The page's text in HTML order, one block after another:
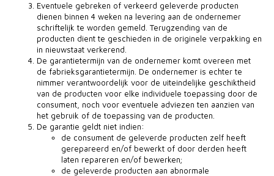
Eventuele gebreken of verkeerd geleverde producten
dienen binnen 4 weken na levering aan de ondernemer
schriftelijk te worden gemeld. Terugzending van de
producten dient te geschieden in de originele verpakking en
in nieuwstaat verkerend.
De garantietermijn van de ondernemer komt overeen met
de fabrieksgarantietermijn. De ondernemer is echter te
nimmer verantwoordelijk voor de uiteindelijke geschiktheid
van de producten voor elke individuele toepassing door de
consument, noch voor eventuele adviezen ten aanzien van
het gebruik of de toepassing van de producten.
De garantie geldt niet indien:
de consument de geleverde producten zelf heeft
gerepareerd en/of bewerkt of door derden heeft
laten repareren en/of bewerken;
de geleverde producten aan abnormale